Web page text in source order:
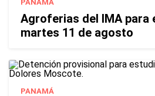
PANAMÁ
Agroferias del IMA para
martes 11 de agosto
PANAMÁ